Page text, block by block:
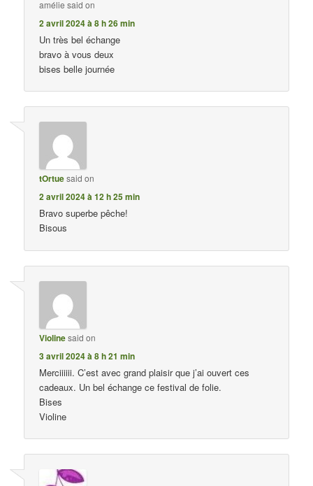
amélie said on
2 avril 2024 à 8 h 26 min
Un très bel échange
bravo à vous deux
bises belle journée
tOrtuesaid on
2 avril 2024 à 12 h 25 min
Bravo superbe pêche!
Bisous
Violinesaid on
3 avril 2024 à 8 h 21 min
Merciiiiii. C’est avec grand plaisir que j’ai ouvert ces
cadeaux. Un bel échange ce festival de folie.
Bises
Violine